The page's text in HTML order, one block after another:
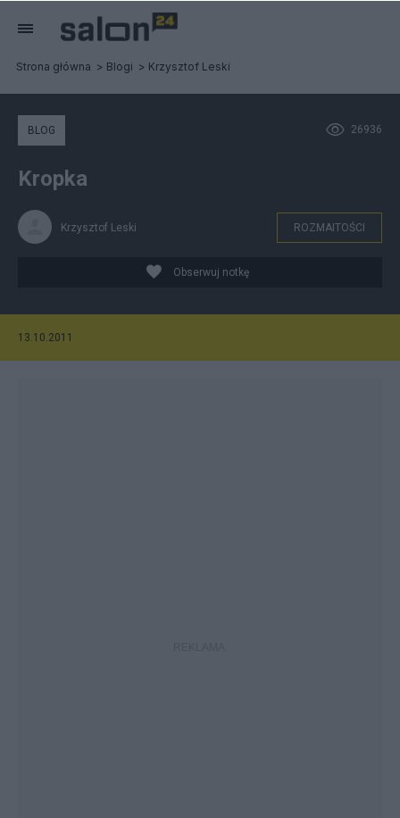
Strona główna Blogi Krzysztof Leski
26936
BLOG
Kropka
Krzysztof Leski ROZMAITOŚCI
Obserwuj notkę
13.10.2011